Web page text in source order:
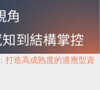
打造高成熟度的適應型資